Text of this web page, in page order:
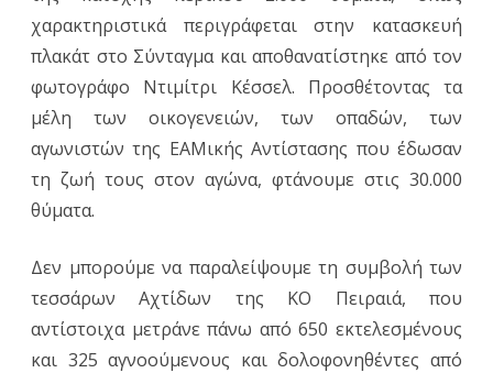
χαρακτηριστικά περιγράφεται στην κατασκευή
πλακάτ στο Σύνταγμα και αποθανατίστηκε από τον
φωτογράφο Ντιμίτρι Κέσσελ. Προσθέτοντας τα
μέλη των οικογενειών, των οπαδών, των
αγωνιστών της ΕΑΜικής Αντίστασης που έδωσαν
τη ζωή τους στον αγώνα, φτάνουμε στις 30.000
θύματα.
Δεν μπορούμε να παραλείψουμε τη συμβολή των
τεσσάρων Αχτίδων της ΚΟ Πειραιά, που
αντίστοιχα μετράνε πάνω από 650 εκτελεσμένους
και 325 αγνοούμενους και δολοφονηθέντες από